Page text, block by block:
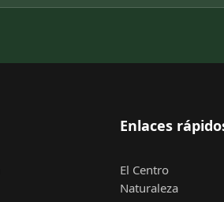
Enlaces
El Centro
Naturaleza